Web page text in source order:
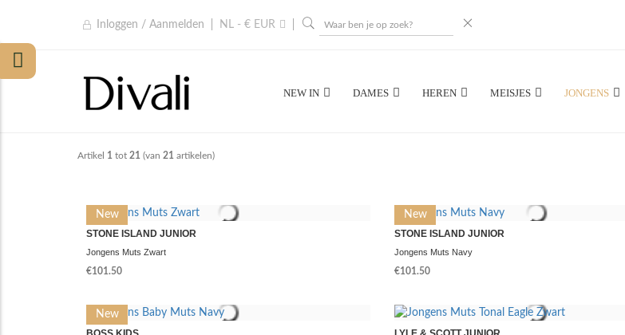
Inloggen / Aanmelden NL - € EUR
NEW IN DAMES HEREN MEISJES JONGENS
Artikel 1 tot 21 (van 21 artikelen)
New
STONE ISLAND JUNIOR
Jongens Muts Zwart
€101.50
New
STONE ISLAND JUNIOR
Jongens Muts Navy
€101.50
New